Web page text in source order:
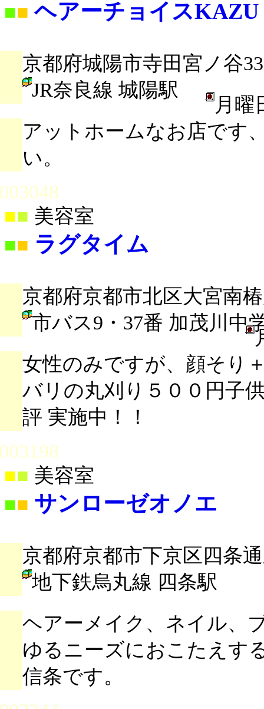
■■ ヘアーチョイスKAZU
京都府城陽市寺田宮ノ谷
JR奈良線 城陽駅
月曜
アットホームなお店です
い。
■ 美容室
■■ ラグタイム
京都府京都市北区大宮南
市バス9・37番 加茂川中
女性のみですが、顔そり
バリの丸刈り５００円子
評 実施中！！
■ 美容室
■■ サンローゼオノエ
京都府京都市下京区四条
地下鉄烏丸線 四条駅
ヘアーメイク、ネイル、
ゆるニーズにおこたえす
信条です。